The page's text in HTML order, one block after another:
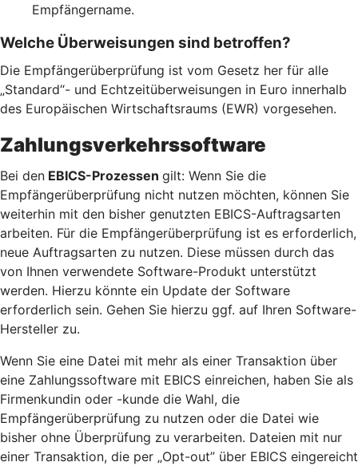
Empfängername.
Welche Überweisungen sind betroffen?
Die Empfängerüberprüfung ist vom Gesetz her für alle
„Standard“- und Echtzeitüberweisungen in Euro innerhalb
des Europäischen Wirtschaftsraums (EWR) vorgesehen.
Zahlungsverkehrssoftware
Bei den EBICS-Prozessen gilt: Wenn Sie die
Empfängerüberprüfung nicht nutzen möchten, können Sie
weiterhin mit den bisher genutzten EBICS-Auftragsarten
arbeiten. Für die Empfängerüberprüfung ist es erforderlich,
neue Auftragsarten zu nutzen. Diese müssen durch das
von Ihnen verwendete Software-Produkt unterstützt
werden. Hierzu könnte ein Update der Software
erforderlich sein. Gehen Sie hierzu ggf. auf Ihren Software-
Hersteller zu.
Wenn Sie eine Datei mit mehr als einer Transaktion über
eine Zahlungssoftware mit EBICS einreichen, haben Sie als
Firmenkundin oder -kunde die Wahl, die
Empfängerüberprüfung zu nutzen oder die Datei wie
bisher ohne Überprüfung zu verarbeiten. Dateien mit nur
einer Transaktion, die per „Opt-out” über EBICS eingereicht